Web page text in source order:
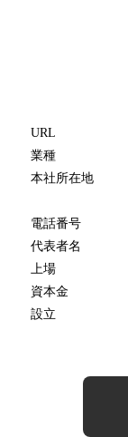
URL
業種
本社所在地
電話番号
代表者名
上場
資本金
設立